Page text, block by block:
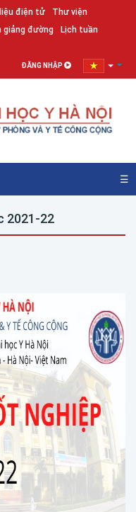
điện tử
Thư viện
giảng đường
Lịch tuần
ĐĂNG NHẬP
☰
2021-22